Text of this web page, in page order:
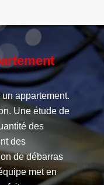
appartement.
Une étude de
des
des
de débarras
met en